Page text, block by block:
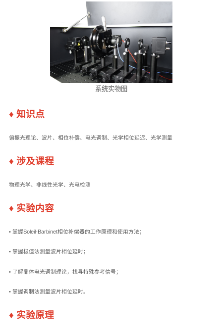
系统实物图
♦ 知识点
偏振光理论、波片、相位补偿、电光调制、光学相位延迟、光学测量
♦ 涉及课程
物理光学、非线性光学、光电检测
♦ 实验内容
• 掌握Soleil-Barbinet相位补偿器的工作原理和使用方法；
• 掌握极值法测量波片相位延时；
• 了解晶体电光调制理论，找寻特殊参考信号；
• 掌握调制法测量波片相位延时。
♦ 实验原理